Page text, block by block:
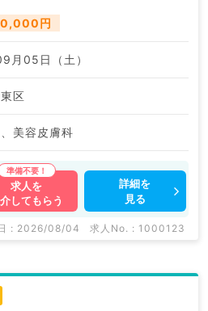
円
月05日（土）
区
美容皮膚科
求人を
してもらう
詳細を
見る
: 2026/08/04 求人No. : 1000123